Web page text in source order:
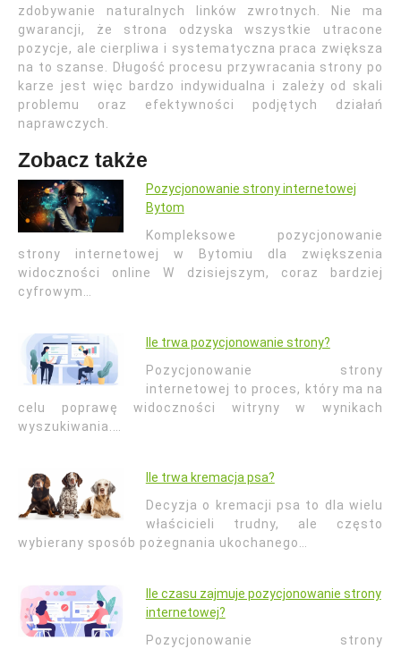
zdobywanie naturalnych linków zwrotnych. Nie ma
gwarancji, że strona odzyska wszystkie utracone
pozycje, ale cierpliwa i systematyczna praca zwiększa
na to szanse. Długość procesu przywracania strony po
karze jest więc bardzo indywidualna i zależy od skali
problemu oraz efektywności podjętych działań
naprawczych.
Zobacz także
Pozycjonowanie strony internetowej
Bytom
Kompleksowe pozycjonowanie
strony internetowej w Bytomiu dla zwiększenia
widoczności online W dzisiejszym, coraz bardziej
cyfrowym…
Ile trwa pozycjonowanie strony?
Pozycjonowanie strony
internetowej to proces, który ma na
celu poprawę widoczności witryny w wynikach
wyszukiwania.…
Ile trwa kremacja psa?
Decyzja o kremacji psa to dla wielu
właścicieli trudny, ale często
wybierany sposób pożegnania ukochanego…
Ile czasu zajmuje pozycjonowanie strony
internetowej?
Pozycjonowanie strony